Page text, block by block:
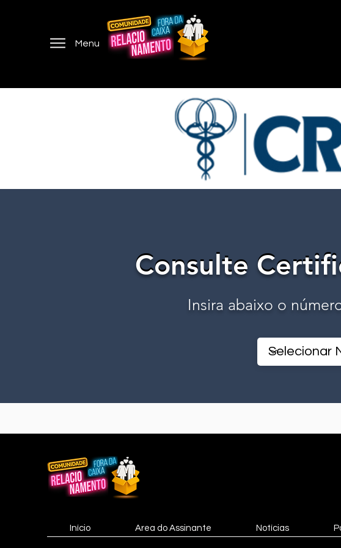
Menu
Consulte
Consulte
Insira abaixo o
Início Area do Assinante Notícias